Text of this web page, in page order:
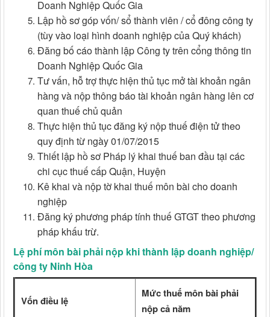
Doanh Nghiệp Quốc Gia
Lập hồ sơ góp vốn/ sổ thành viên / cổ đông công ty
(tùy vào loại hình doanh nghiệp của Quý khách)
Đăng bố cáo thành lập Công ty trên cổng thông tin
Doanh Nghiệp Quốc Gia
Tư vấn, hỗ trợ thực hiện thủ tục mở tài khoản ngân
hàng và nộp thông báo tài khoản ngân hàng lên cơ
quan thuế chủ quản
Thực hiện thủ tục đăng ký nộp thuế điện tử theo
quy định từ ngày 01/07/2015
Thiết lập hồ sơ Pháp lý khai thuế ban đầu tại các
chi cục thuế cấp Quận, Huyện
Kê khai và nộp tờ khai thuế môn bài cho doanh
nghiệp
Đăng ký phương pháp tính thuế GTGT theo phương
pháp khấu trừ.
Lệ phí môn bài phải nộp khi thành lập doanh nghiệp/
công ty Ninh Hòa
Vốn điều lệ
Mức thuế môn bài phải
nộp cả năm